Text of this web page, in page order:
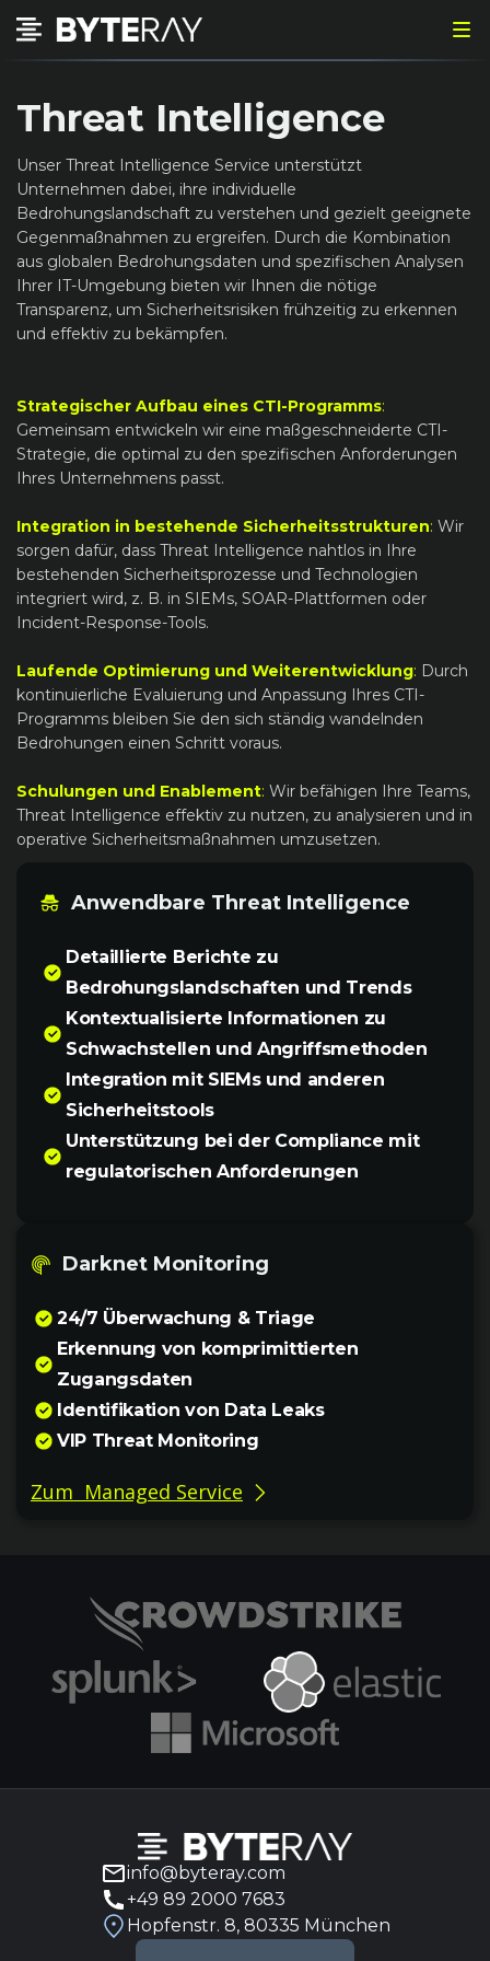
Threat Intelligence
Unser Threat Intelligence Service unterstützt
Unternehmen dabei, ihre individuelle
Bedrohungslandschaft zu verstehen und gezielt geeignete
Gegenmaßnahmen zu ergreifen. Durch die Kombination
aus globalen Bedrohungsdaten und spezifischen Analysen
Ihrer IT-Umgebung bieten wir Ihnen die nötige
Transparenz, um Sicherheitsrisiken frühzeitig zu erkennen
und effektiv zu bekämpfen.
Strategischer Aufbau eines CTI-Programms:
Gemeinsam entwickeln wir eine maßgeschneiderte CTI-
Strategie, die optimal zu den spezifischen Anforderungen
Ihres Unternehmens passt.
Integration in bestehende Sicherheitsstrukturen: Wir
sorgen dafür, dass Threat Intelligence nahtlos in Ihre
bestehenden Sicherheitsprozesse und Technologien
integriert wird, z. B. in SIEMs, SOAR-Plattformen oder
Incident-Response-Tools.
Laufende Optimierung und Weiterentwicklung: Durch
kontinuierliche Evaluierung und Anpassung Ihres CTI-
Programms bleiben Sie den sich ständig wandelnden
Bedrohungen einen Schritt voraus.
Schulungen und Enablement: Wir befähigen Ihre Teams,
Threat Intelligence effektiv zu nutzen, zu analysieren und in
operative Sicherheitsmaßnahmen umzusetzen.
Anwendbare Threat Intelligence
Detaillierte Berichte zu
Bedrohungslandschaften und Trends
Kontextualisierte Informationen zu
Schwachstellen und Angriffsmethoden
Integration mit SIEMs und anderen
Sicherheitstools
Unterstützung bei der Compliance mit
regulatorischen Anforderungen
Darknet Monitoring
24/7 Überwachung & Triage
Erkennung von komprimittierten
Zugangsdaten
Identifikation von Data Leaks
VIP Threat Monitoring
Zum Managed Service
info@byteray.com
+49 89 2000 7683
Hopfenstr. 8, 80335 München